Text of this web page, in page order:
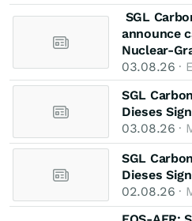
SGL
announce
Nuclear-
03.08.26 ·
SGL
Dieses
03.08.26 ·
SGL
Dieses
02.08.26 ·